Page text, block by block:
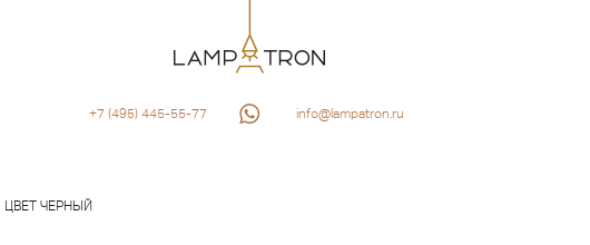
+7 (495) 445-55-77 info@lampatron.ru
ЧЕРНЫЙ